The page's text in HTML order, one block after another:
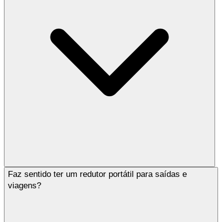
Faz sentido ter um redutor portátil para saídas e
viagens?